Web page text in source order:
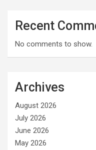
Recent
No comments to show.
Archives
August 2026
July 2026
June 2026
May 2026